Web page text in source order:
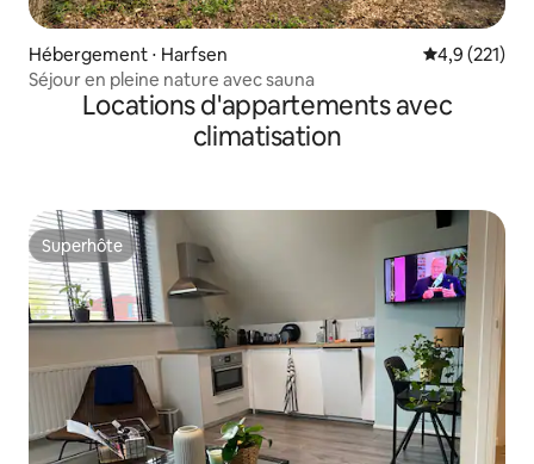
Hébergement ⋅ Harfsen Évaluation
4,9 (221)
Séjour en pleine nature avec sauna
Locations d'appartements avec
climatisation
Superhôte
Superhôte